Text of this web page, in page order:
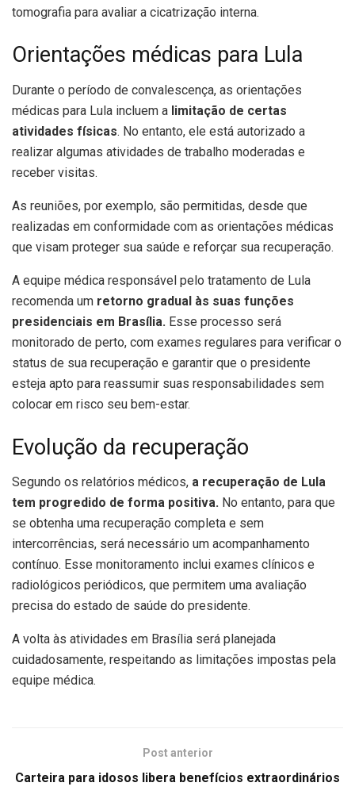
tomografia para avaliar a cicatrização interna.
Orientações médicas para Lula
Durante o período de convalescença, as orientações
médicas para Lula incluem a limitação de certas
atividades físicas. No entanto, ele está autorizado a
realizar algumas atividades de trabalho moderadas e
receber visitas.
As reuniões, por exemplo, são permitidas, desde que
realizadas em conformidade com as orientações médicas
que visam proteger sua saúde e reforçar sua recuperação.
A equipe médica responsável pelo tratamento de Lula
recomenda um retorno gradual às suas funções
presidenciais em Brasília. Esse processo será
monitorado de perto, com exames regulares para verificar o
status de sua recuperação e garantir que o presidente
esteja apto para reassumir suas responsabilidades sem
colocar em risco seu bem-estar.
Evolução da recuperação
Segundo os relatórios médicos, a recuperação de Lula
tem progredido de forma positiva. No entanto, para que
se obtenha uma recuperação completa e sem
intercorrências, será necessário um acompanhamento
contínuo. Esse monitoramento inclui exames clínicos e
radiológicos periódicos, que permitem uma avaliação
precisa do estado de saúde do presidente.
A volta às atividades em Brasília será planejada
cuidadosamente, respeitando as limitações impostas pela
equipe médica.
Post anterior
Carteira para idosos libera benefícios extraordinários